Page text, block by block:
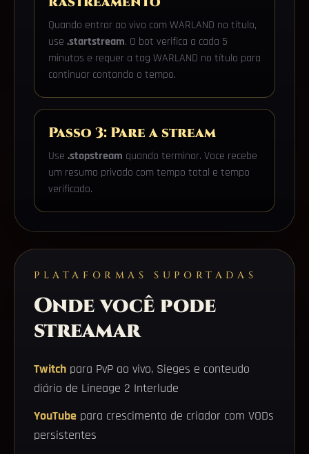
Quando entrar ao vivo com WARLAND no título,
use .startstream. O bot verifica a cada 5
minutos e requer a tag WARLAND no título para
continuar contando o tempo.
Passo 3: Pare a stream
Use .stopstream quando terminar. Voce recebe
um resumo privado com tempo total e tempo
verificado.
PLATAFORMAS SUPORTADAS
Onde você pode
streamar
Twitch para PvP ao vivo, Sieges e conteudo
diário de Lineage 2 Interlude
YouTube para crescimento de criador com VODs
persistentes